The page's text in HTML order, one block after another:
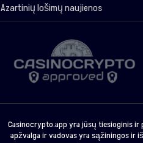
Azartinių lošimų naujienos
Casinocrypto.app yra jūsų tiesioginis ir
apžvalga ir vadovas yra sąžiningos ir